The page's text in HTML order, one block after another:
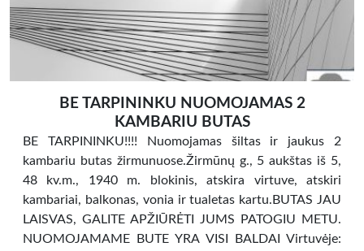
BE TARPININKU NUOMOJAMAS 2
KAMBARIU BUTAS
BE TARPININKU!!!! Nuomojamas šiltas ir jaukus 2
kambariu butas žirmunuose.Žirmūnų g., 5 aukštas iš 5,
48 kv.m., 1940 m. blokinis, atskira virtuve, atskiri
kambariai, balkonas, vonia ir tualetas kartu.BUTAS JAU
LAISVAS, GALITE APŽIŪRĖTI JUMS PATOGIU METU.
NUOMOJAMAME BUTE YRA VISI BALDAI Virtuvėje: